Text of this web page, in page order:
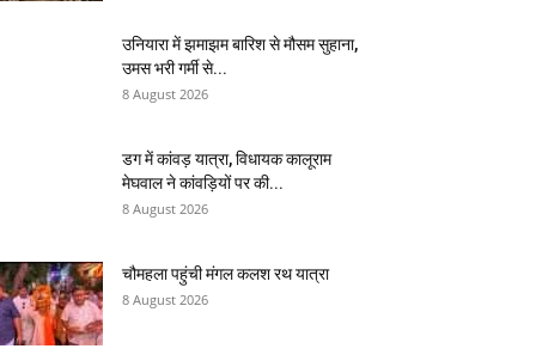
उनियारा में झमाझम बारिश से मौसम सुहाना,
उमस भरी गर्मी से...
8 August 2026
डग में कांवड़ यात्रा, विधायक कालूराम
मेघवाल ने कांवड़ियों पर की...
8 August 2026
चौमहला पहुंची मंगल कलश रथ यात्रा
8 August 2026